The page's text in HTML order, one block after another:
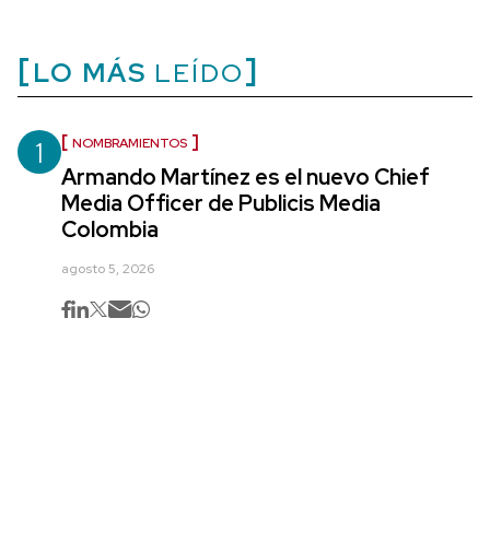
LO MÁS LEÍDO
1 NOMBRAMIENTOS
Armando Martínez es el nuevo Chief
Media Officer de Publicis Media
Colombia
agosto 5, 2026